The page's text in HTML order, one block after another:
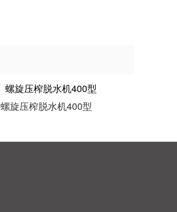
螺旋压榨脱水机400型